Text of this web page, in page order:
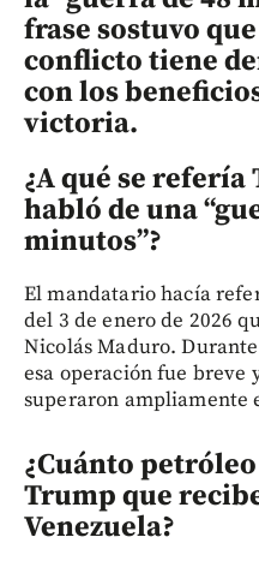
frase sostuvo
conflicto tiene
con los
victoria.
¿A qué se
habló de una
minutos”?
El mandatario hacía
del 3 de enero de 2026
Nicolás Maduro.
esa operación fue breve
superaron ampliamente
¿Cuánto
Trump que
Venezuela?